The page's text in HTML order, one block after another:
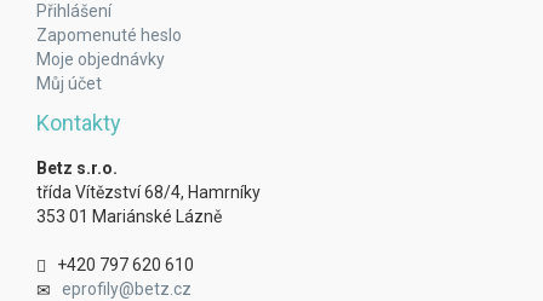
Přihlášení
Zapomenuté heslo
Moje objednávky
Můj účet
Kontakty
Betz s.r.o.
třída Vítězství 68/4, Hamrníky
353 01 Mariánské Lázně
+420 797 620 610
eprofily@betz.cz